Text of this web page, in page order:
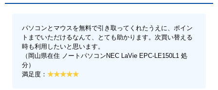
パソコンとマウスを無料で引き取ってくれたうえに、ポイン
トまでいただけるなんて、とても助かります。次買い替える
時も利用したいと思います。
（岡山県在住 ノートパソコンNEC LaVie EPC-LE150L1 処
分）
満足度：